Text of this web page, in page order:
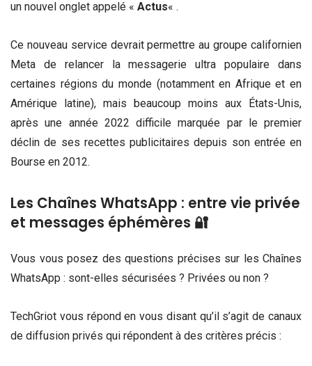
un nouvel onglet appelé « Actus« .
Ce nouveau service devrait permettre au groupe californien
Meta de relancer la messagerie ultra populaire dans
certaines régions du monde (notamment en Afrique et en
Amérique latine), mais beaucoup moins aux États-Unis,
après une année 2022 difficile marquée par le premier
déclin de ses recettes publicitaires depuis son entrée en
Bourse en 2012.
Les Chaînes WhatsApp : entre vie privée
et messages éphémères 🔐
Vous vous posez des questions précises sur les Chaînes
WhatsApp : sont-elles sécurisées ? Privées ou non ?
TechGriot vous répond en vous disant qu’il s’agit de canaux
de diffusion privés qui répondent à des critères précis :